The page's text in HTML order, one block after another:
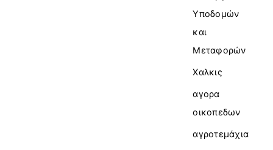
Υποδομών
και
Μεταφορών
Χαλκις
αγορα
οικοπεδων
αγροτεμάχια